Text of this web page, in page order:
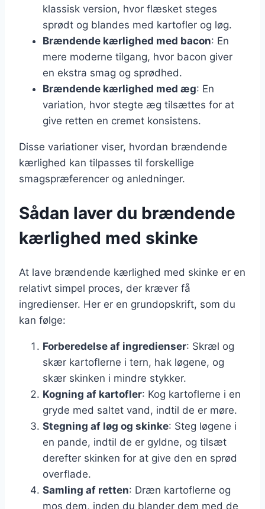
klassisk version, hvor flæsket steges
sprødt og blandes med kartofler og løg.
Brændende kærlighed med bacon: En
mere moderne tilgang, hvor bacon giver
en ekstra smag og sprødhed.
Brændende kærlighed med æg: En
variation, hvor stegte æg tilsættes for at
give retten en cremet konsistens.
Disse variationer viser, hvordan brændende
kærlighed kan tilpasses til forskellige
smagspræferencer og anledninger.
Sådan laver du brændende
kærlighed med skinke
At lave brændende kærlighed med skinke er en
relativt simpel proces, der kræver få
ingredienser. Her er en grundopskrift, som du
kan følge:
Forberedelse af ingredienser: Skræl og
skær kartoflerne i tern, hak løgene, og
skær skinken i mindre stykker.
Kogning af kartofler: Kog kartoflerne i en
gryde med saltet vand, indtil de er møre.
Stegning af løg og skinke: Steg løgene i
en pande, indtil de er gyldne, og tilsæt
derefter skinken for at give den en sprød
overflade.
Samling af retten: Dræn kartoflerne og
mos dem, inden du blander dem med de